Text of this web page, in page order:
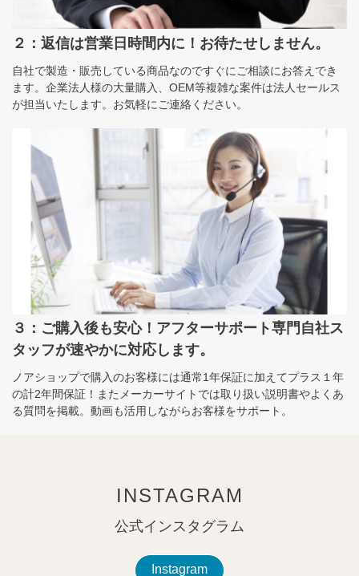
２：返信は営業日時間内に！お待たせしません。
自社で製造・販売している商品なのですぐにご相談にお答えでき
ます。企業法人様の大量購入、OEM等複雑な案件は法人セールス
が担当いたします。お気軽にご連絡ください。
３：ご購入後も安心！アフターサポート専門自社ス
タッフが速やかに対応します。
ノアショップで購入のお客様には通常1年保証に加えてプラス１年
の計2年間保証！またメーカーサイトでは取り扱い説明書やよくあ
る質問を掲載。動画も活用しながらお客様をサポート。
INSTAGRAM
公式インスタグラム
Instagram